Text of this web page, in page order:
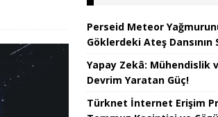
Perseid Meteor
Göklerdeki Ateş Dansının
Yapay Zekâ: Mühendislik
Devrim Yaratan Güç!
Türknet İnternet Erişim